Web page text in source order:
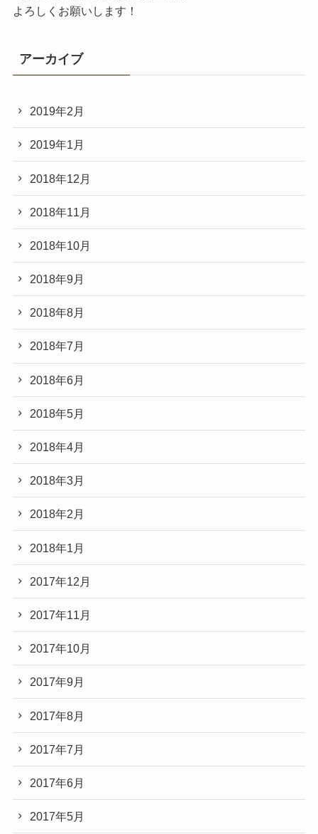
よろしくお願いします！
アーカイブ
2019年2月
2019年1月
2018年12月
2018年11月
2018年10月
2018年9月
2018年8月
2018年7月
2018年6月
2018年5月
2018年4月
2018年3月
2018年2月
2018年1月
2017年12月
2017年11月
2017年10月
2017年9月
2017年8月
2017年7月
2017年6月
2017年5月